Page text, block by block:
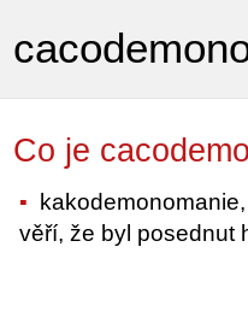
Co je
věří, že byl posednut